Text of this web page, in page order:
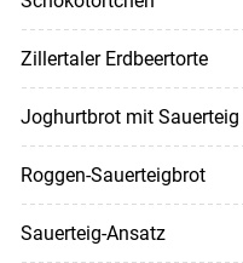
Zillertaler Erdbeertorte
Joghurtbrot mit Sauerteig
Roggen-Sauerteigbrot
Sauerteig-Ansatz